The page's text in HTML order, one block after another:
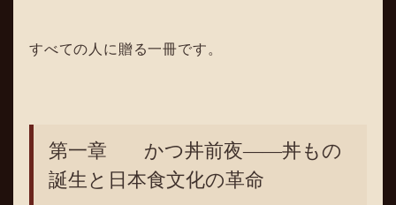
すべての人に贈る一冊です。
第一章 かつ丼前夜――丼もの
誕生と日本食文化の革命